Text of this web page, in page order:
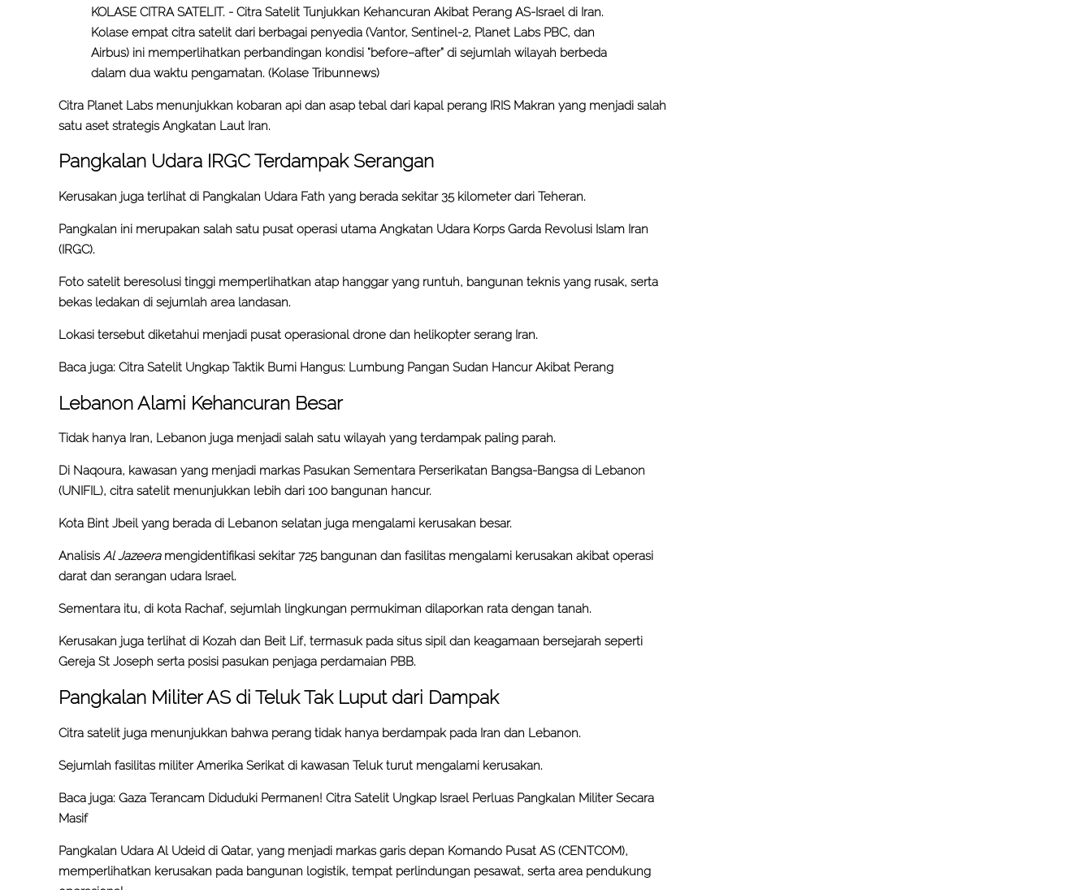
KOLASE CITRA SATELIT. - Citra Satelit Tunjukkan Kehancuran Akibat Perang AS-Israel di Iran.
Kolase empat citra satelit dari berbagai penyedia (Vantor, Sentinel-2, Planet Labs PBC, dan
Airbus) ini memperlihatkan perbandingan kondisi “before–after” di sejumlah wilayah berbeda
dalam dua waktu pengamatan. (Kolase Tribunnews)
Citra Planet Labs menunjukkan kobaran api dan asap tebal dari kapal perang IRIS Makran yang menjadi salah
satu aset strategis Angkatan Laut Iran.
Pangkalan Udara IRGC Terdampak Serangan
Kerusakan juga terlihat di Pangkalan Udara Fath yang berada sekitar 35 kilometer dari Teheran.
Pangkalan ini merupakan salah satu pusat operasi utama Angkatan Udara Korps Garda Revolusi Islam Iran
(IRGC).
Foto satelit beresolusi tinggi memperlihatkan atap hanggar yang runtuh, bangunan teknis yang rusak, serta
bekas ledakan di sejumlah area landasan.
Lokasi tersebut diketahui menjadi pusat operasional drone dan helikopter serang Iran.
Baca juga: Citra Satelit Ungkap Taktik Bumi Hangus: Lumbung Pangan Sudan Hancur Akibat Perang
Lebanon Alami Kehancuran Besar
Tidak hanya Iran, Lebanon juga menjadi salah satu wilayah yang terdampak paling parah.
Di Naqoura, kawasan yang menjadi markas Pasukan Sementara Perserikatan Bangsa-Bangsa di Lebanon
(UNIFIL), citra satelit menunjukkan lebih dari 100 bangunan hancur.
Kota Bint Jbeil yang berada di Lebanon selatan juga mengalami kerusakan besar.
AnalisisAl Jazeeramengidentifikasi sekitar 725 bangunan dan fasilitas mengalami kerusakan akibat operasi
darat dan serangan udara Israel.
Sementara itu, di kota Rachaf, sejumlah lingkungan permukiman dilaporkan rata dengan tanah.
Kerusakan juga terlihat di Kozah dan Beit Lif, termasuk pada situs sipil dan keagamaan bersejarah seperti
Gereja St Joseph serta posisi pasukan penjaga perdamaian PBB.
Pangkalan Militer AS di Teluk Tak Luput dari Dampak
Citra satelit juga menunjukkan bahwa perang tidak hanya berdampak pada Iran dan Lebanon.
Sejumlah fasilitas militer Amerika Serikat di kawasan Teluk turut mengalami kerusakan.
Baca juga: Gaza Terancam Diduduki Permanen! Citra Satelit Ungkap Israel Perluas Pangkalan Militer Secara
Masif
Pangkalan Udara Al Udeid di Qatar, yang menjadi markas garis depan Komando Pusat AS (CENTCOM),
memperlihatkan kerusakan pada bangunan logistik, tempat perlindungan pesawat, serta area pendukung